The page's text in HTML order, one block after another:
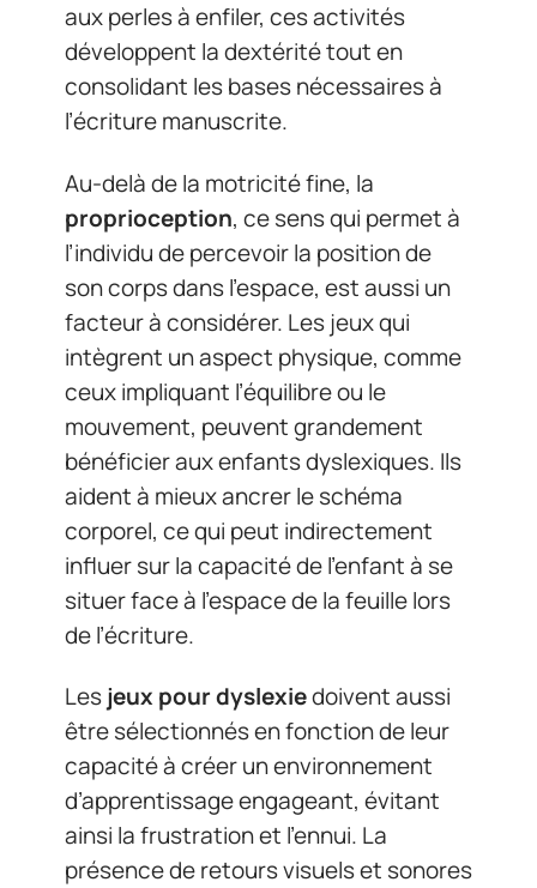
aux perles à enfiler, ces activités
développent la dextérité tout en
consolidant les bases nécessaires à
l’écriture manuscrite.
Au-delà de la motricité fine, la
proprioception, ce sens qui permet à
l’individu de percevoir la position de
son corps dans l’espace, est aussi un
facteur à considérer. Les jeux qui
intègrent un aspect physique, comme
ceux impliquant l’équilibre ou le
mouvement, peuvent grandement
bénéficier aux enfants dyslexiques. Ils
aident à mieux ancrer le schéma
corporel, ce qui peut indirectement
influer sur la capacité de l’enfant à se
situer face à l’espace de la feuille lors
de l’écriture.
Lesjeux pour dyslexiedoivent aussi
être sélectionnés en fonction de leur
capacité à créer un environnement
d’apprentissage engageant, évitant
ainsi la frustration et l’ennui. La
présence de retours visuels et sonores